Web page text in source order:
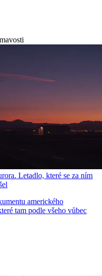
Letadlo, které se za ním
amerického
tam podle všeho vůbec